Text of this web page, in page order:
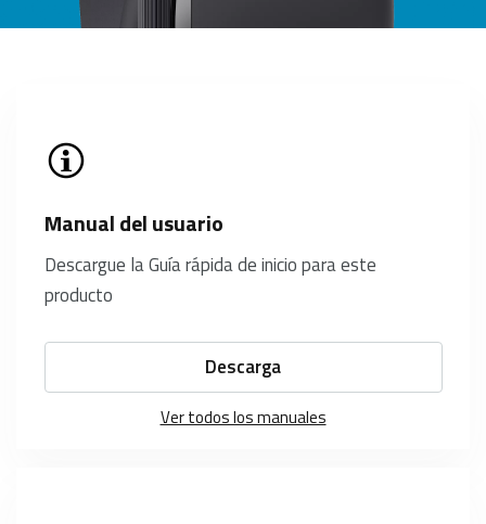
Manual del usuario
Descargue la Guía rápida de inicio para este
producto
Descarga
Ver todos los manuales